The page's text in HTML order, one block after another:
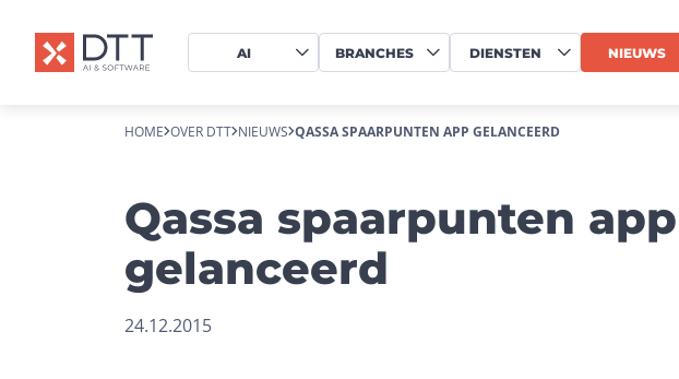
AI BRANCHES DIENSTEN NIEUWS
HOME OVER DTT NIEUWS QASSA SPAARPUNTEN APP GELANCEERD
Qassa spaarpunten app
gelanceerd
24.12.2015